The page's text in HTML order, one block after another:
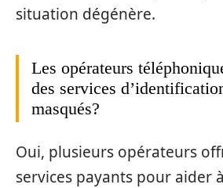
situation dégénère.
Les opérateurs
des services
masqués?
Oui, plusieurs opérateurs
services payants pour aider